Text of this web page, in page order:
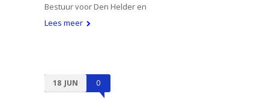
Bestuur voor Den Helder en
Lees meer
18 JUN 0